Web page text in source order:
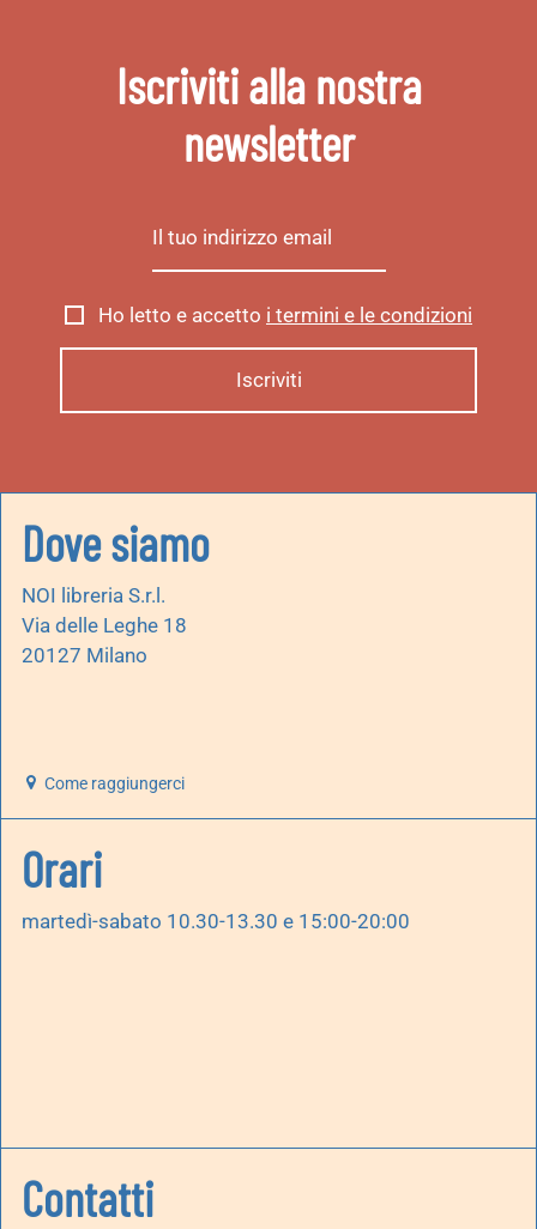
Iscriviti alla nostra
newsletter
Ho letto e accetto i termini e le condizioni
Dove siamo
NOI libreria S.r.l.
Via delle Leghe 18
20127 Milano
Come raggiungerci
Orari
martedì-sabato 10.30-13.30 e 15:00-20:00
Contatti